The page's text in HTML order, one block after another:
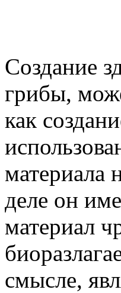
Создание
грибы,
как
материала
деле он
материал
смысле,